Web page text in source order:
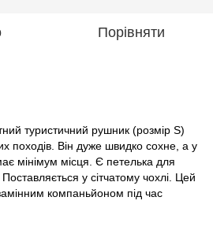
Порівняти
туристичний рушник (розмір S)
походів. Він дуже швидко сохне, а у
мінімум місця. Є петелька для
у сітчатому чохлі. Цей
компаньйоном під час